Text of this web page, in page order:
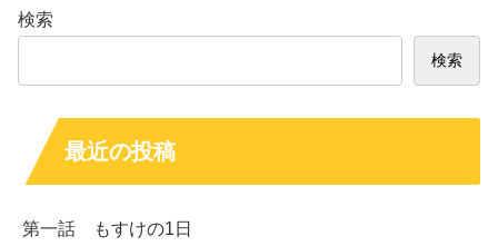
検索
検索
最近の投稿
第一話 もすけの1日